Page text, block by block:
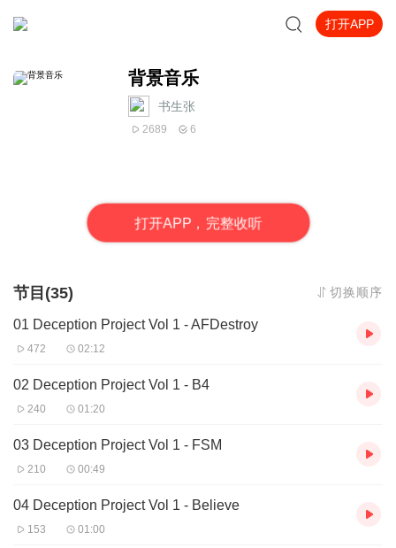
打开APP
背景音乐
书生张
2689 6
打开APP，完整收听
节目(35) 切换顺序
01 Deception Project Vol 1 - AFDestroy
472 02:12
02 Deception Project Vol 1 - B4
240 01:20
03 Deception Project Vol 1 - FSM
210 00:49
04 Deception Project Vol 1 - Believe
153 01:00